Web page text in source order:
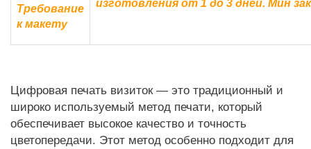
Требование
к макету
изготовления от 1 до 3 дней. Мин
Цифровая печать визиток — это традиционный и
широко используемый метод печати, который
обеспечивает высокое качество и точность
цветопередачи. Этот метод особенно подходит для